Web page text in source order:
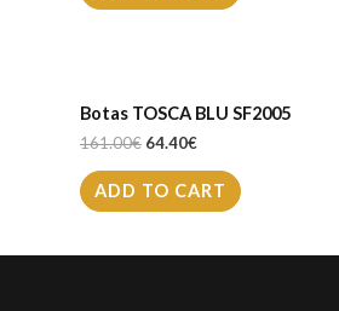
Botas TOSCA BLU SF2005
161.00€ 64.40€
ADD TO CART